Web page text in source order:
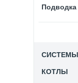
Нет
Системы
КОТЛЫ